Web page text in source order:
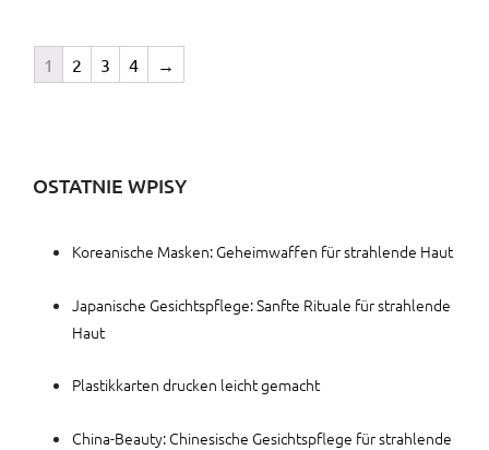
1 2 3 4 →
OSTATNIE WPISY
Koreanische Masken: Geheimwaffen für strahlende Haut
Japanische Gesichtspflege: Sanfte Rituale für strahlende
Haut
Plastikkarten drucken leicht gemacht
China-Beauty: Chinesische Gesichtspflege für strahlende